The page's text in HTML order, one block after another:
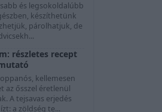
és legsokoldalúbb
készíthetünk
párolhatjuk, de
részletes recept
kellemesen
az ősszel éretlenül
A tejsavas erjedés
a zöldség te...